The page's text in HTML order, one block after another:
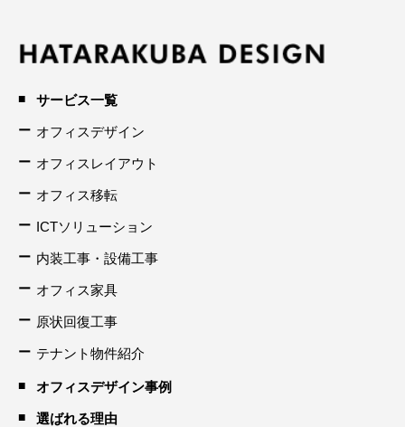
サービス一覧
オフィスデザイン
オフィスレイアウト
オフィス移転
ICTソリューション
内装工事・設備工事
オフィス家具
原状回復工事
テナント物件紹介
オフィスデザイン事例
選ばれる理由